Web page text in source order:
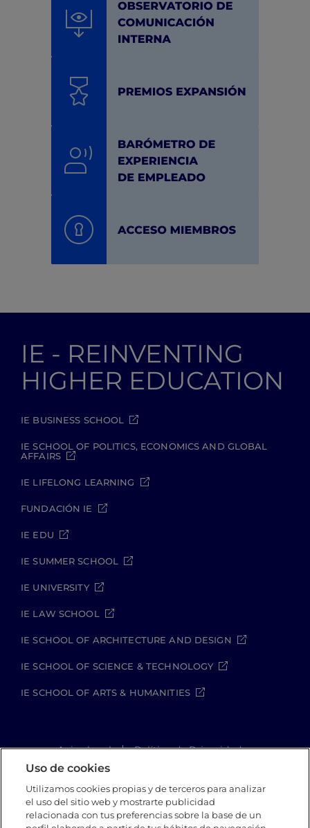
IE - REINVENTING
HIGHER EDUCATION
IE BUSINESS SCHOOL
IE SCHOOL OF POLITICS, ECONOMICS AND GLOBAL
AFFAIRS
IE LIFELONG LEARNING
FUNDACIÓN IE
IE EDU
IE SUMMER SCHOOL
IE UNIVERSITY
IE LAW SCHOOL
IE SCHOOL OF ARCHITECTURE AND DESIGN
IE SCHOOL OF SCIENCE & TECHNOLOGY
IE SCHOOL OF ARTS & HUMANITIES
Aviso legal
Política de Privacidad
Política de Cookies
Student Academic Standards
Canal Compliance
Site Map
Uso de cookies
Utilizamos cookies propias y de terceros para analizar
el uso del sitio web y mostrarte publicidad
relacionada con tus preferencias sobre la base de un